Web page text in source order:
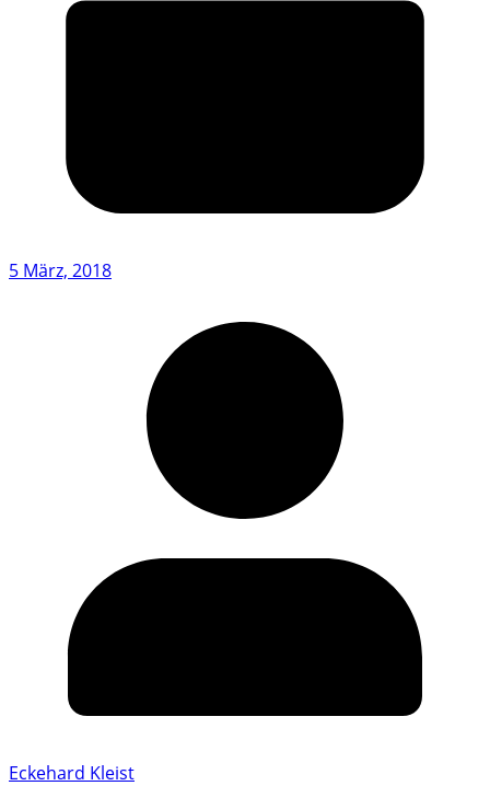
5 März, 2018
Eckehard Kleist